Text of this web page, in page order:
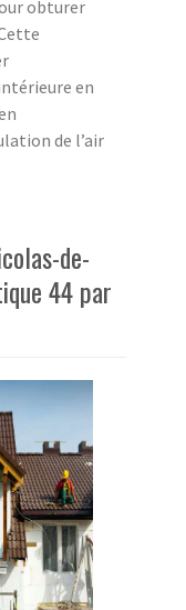
obturer
en
de l’air
de-
44 par